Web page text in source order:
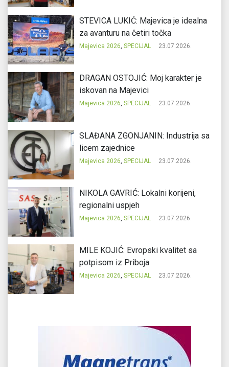
STEVICA LUKIĆ: Majevica je idealna
za avanturu na četiri točka
Majevica 2026, SPECIJAL 23.07.2026.
DRAGAN OSTOJIĆ: Moj karakter je
iskovan na Majevici
Majevica 2026, SPECIJAL 23.07.2026.
SLAĐANA ZGONJANIN: Industrija sa
licem zajednice
Majevica 2026 SPECIJAL 23.07.2026.
NIKOLA GAVRIĆ: Lokalni korijeni,
regionalni uspjeh
Majevica 2026, SPECIJAL 23.07.2026.
MILE KOJIĆ: Evropski kvalitet sa
potpisom iz Priboja
Majevica 2026, SPECIJAL 23.07.2026.